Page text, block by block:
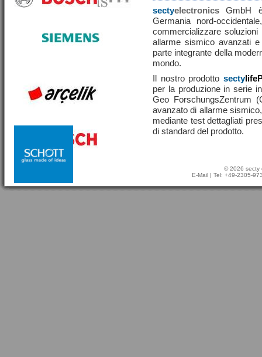
sectyelectronics GmbH
Germania nord-
commercializzare
allarme sismico avanzati
parte integrante della
mondo.
Il nostro prodotto secty
per la produzione in serie
Geo ForschungsZentrum
avanzato di allarme
mediante test dettagliati
di standard del prodotto.
© 2026 secty
E-Mail | Tel: +49-2305-